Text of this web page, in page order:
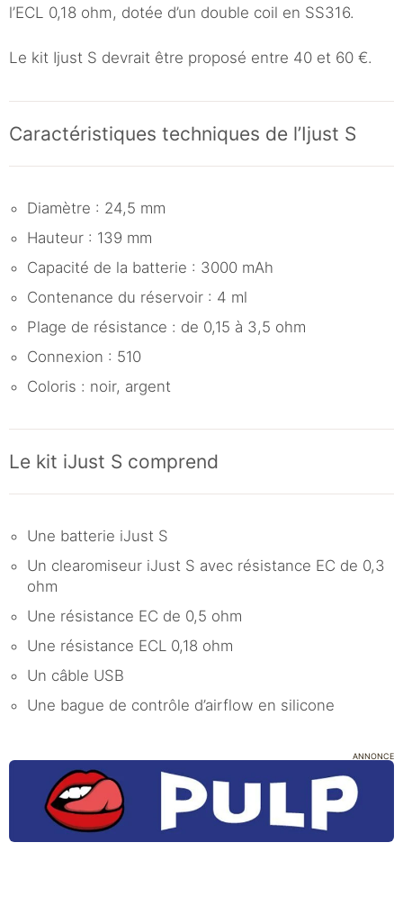
l’ECL 0,18 ohm, dotée d’un double coil en SS316.
Le kit Ijust S devrait être proposé entre 40 et 60 €.
Caractéristiques techniques de l’Ijust S
Diamètre : 24,5 mm
Hauteur : 139 mm
Capacité de la batterie : 3000 mAh
Contenance du réservoir : 4 ml
Plage de résistance : de 0,15 à 3,5 ohm
Connexion : 510
Coloris : noir, argent
Le kit iJust S comprend
Une batterie iJust S
Un clearomiseur iJust S avec résistance EC de 0,3
ohm
Une résistance EC de 0,5 ohm
Une résistance ECL 0,18 ohm
Un câble USB
Une bague de contrôle d’airflow en silicone
ANNONCE